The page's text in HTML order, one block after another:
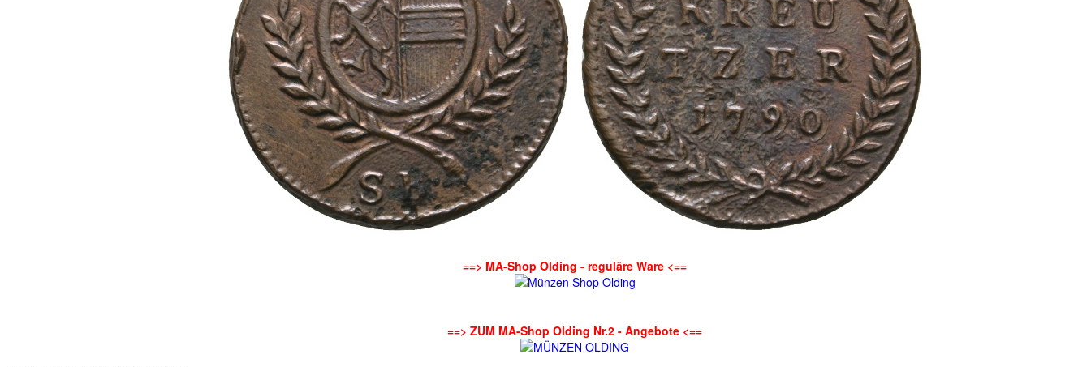
==> MA-Shop Olding - reguläre Ware <==
==> ZUM MA-Shop Olding Nr.2 - Angebote <==